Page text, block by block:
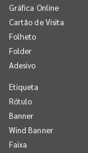
Gráfica Online
Cartão de Visita
Folheto
Folder
Adesivo
Etiqueta
Rótulo
Banner
Wind Banner
Faixa